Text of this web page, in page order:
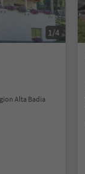
1/4
Alta Badia